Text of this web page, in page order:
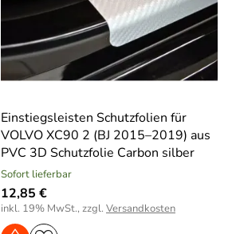
Einstiegsleisten Schutzfolien für
VOLVO XC90 2 (BJ 2015–2019) aus
PVC 3D Schutzfolie Carbon silber
Sofort lieferbar
12,85 €
inkl. 19% MwSt., zzgl. Versandkosten